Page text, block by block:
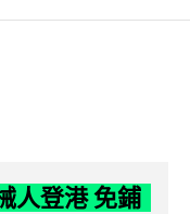
人登港 免鋪